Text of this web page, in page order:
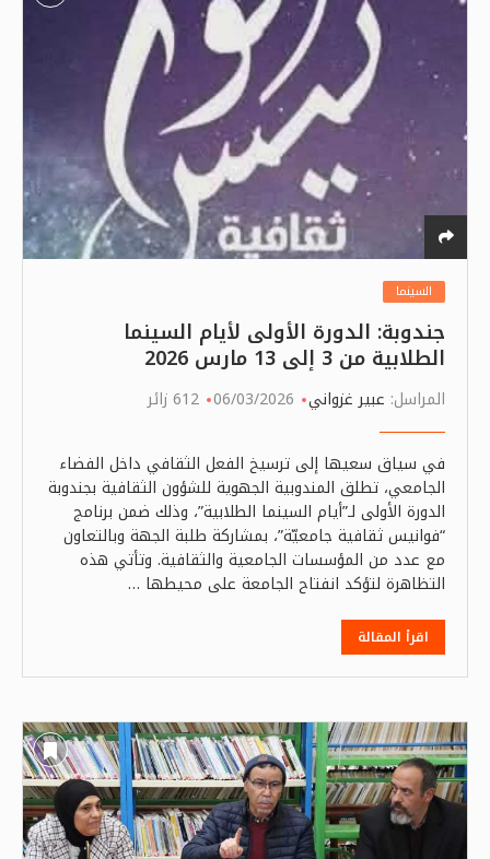
السينما
جندوبة: الدورة الأولى لأيام السينما
الطلابية من 3 إلى 13 مارس 2026
المراسل: عبير غزواني 06/03/2026 612 زائر
في سياق سعيها إلى ترسيخ الفعل الثقافي داخل الفضاء
الجامعي، تطلق المندوبية الجهوية للشؤون الثقافية بجندوبة
الدورة الأولى لـ”أيام السينما الطلابية”، وذلك ضمن برنامج
“فوانيس ثقافية جامعيّة”، بمشاركة طلبة الجهة وبالتعاون
مع عدد من المؤسسات الجامعية والثقافية. وتأتي هذه
التظاهرة لتؤكد انفتاح الجامعة على محيطها …
اقرأ المقالة